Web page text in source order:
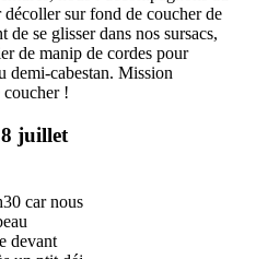
sur fond de coucher de
se glisser dans nos sursacs,
de manip de cordes pour
demi-cabestan. Mission
coucher !
juillet
car nous
devant